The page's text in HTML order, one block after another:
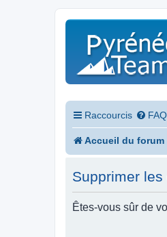
Raccourcis FAQ
Accueil du forum
Supprimer les
Êtes-vous sûr de